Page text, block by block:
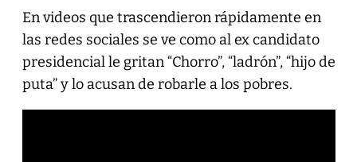
En videos que trascendieron rápidamente en
las redes sociales se ve como al ex candidato
presidencial le gritan “Chorro”, “ladrón”, “hijo de
puta” y lo acusan de robarle a los pobres.